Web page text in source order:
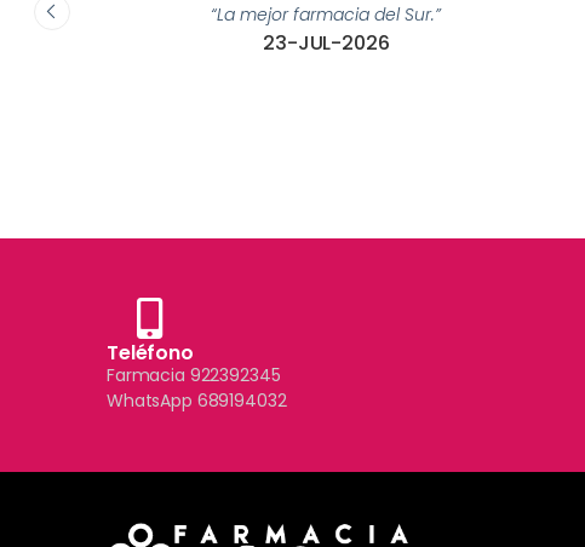
“La mejor farmacia del Sur.”
23-JUL-2026
Teléfono
Farmacia 922392345
WhatsApp 689194032